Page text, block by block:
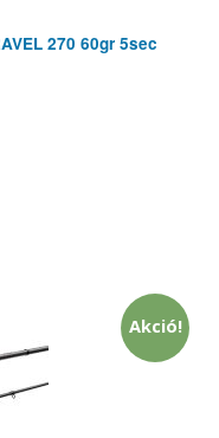
270 60gr 5sec
Akció!